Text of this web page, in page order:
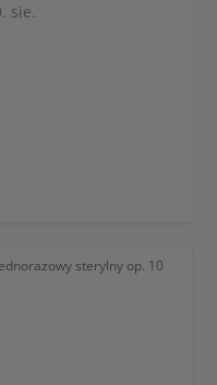
sie.
sterylny op. 10